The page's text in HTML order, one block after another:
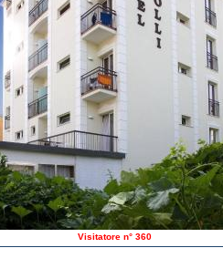
Visitatore n° 360